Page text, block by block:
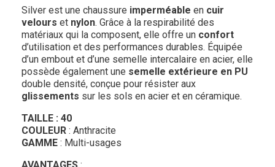
Silver est une chaussure imperméable en cuir
velours et nylon. Grâce à la respirabilité des
matériaux qui la composent, elle offre un confort
d’utilisation et des performances durables. Équipée
d’un embout et d’une semelle intercalaire en acier, elle
possède également une semelle extérieure en PU
double densité, conçue pour résister aux
glissements sur les sols en acier et en céramique.
TAILLE : 40
COULEUR : Anthracite
GAMME : Multi-usages
AVANTAGES :